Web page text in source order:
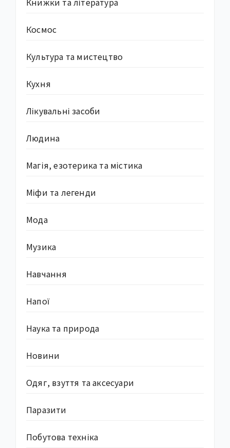
Космос
Культура та мистецтво
Кухня
Лікувальні засоби
Людина
Магія, езотерика та містика
Міфи та легенди
Мода
Музика
Навчання
Напої
Наука та природа
Новини
Одяг, взуття та аксесуари
Паразити
Побутова техніка